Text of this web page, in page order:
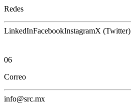
Redes
LinkedInFacebookInstagramX (Twitter)
06
Correo
info@src.mx